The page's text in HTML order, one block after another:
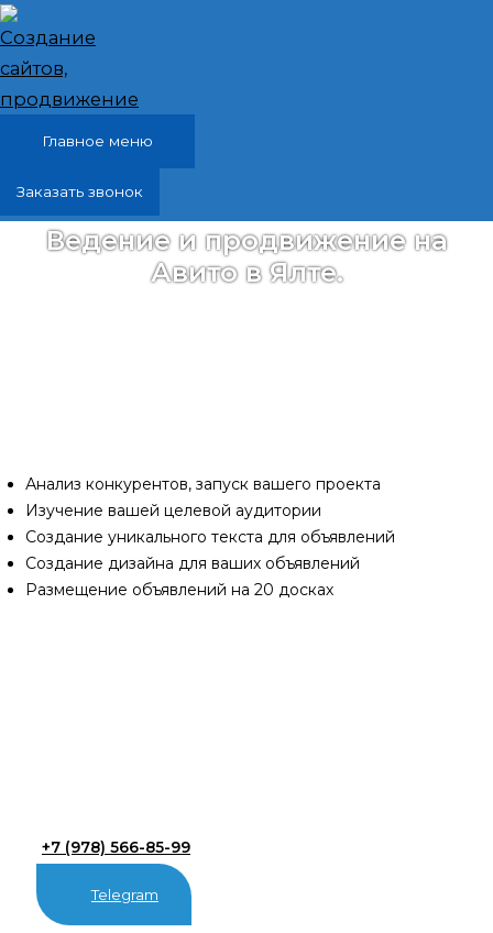
Перейти к содержимому
Главное меню
Заказать звонок
Ведение и продвижение на
Авито в Ялте.
Анализ конкурентов, запуск вашего проекта
Изучение вашей целевой аудитории
Создание уникального текста для объявлений
Создание дизайна для ваших объявлений
Размещение объявлений на 20 досках
+7 (978) 566-85-99
Telegram